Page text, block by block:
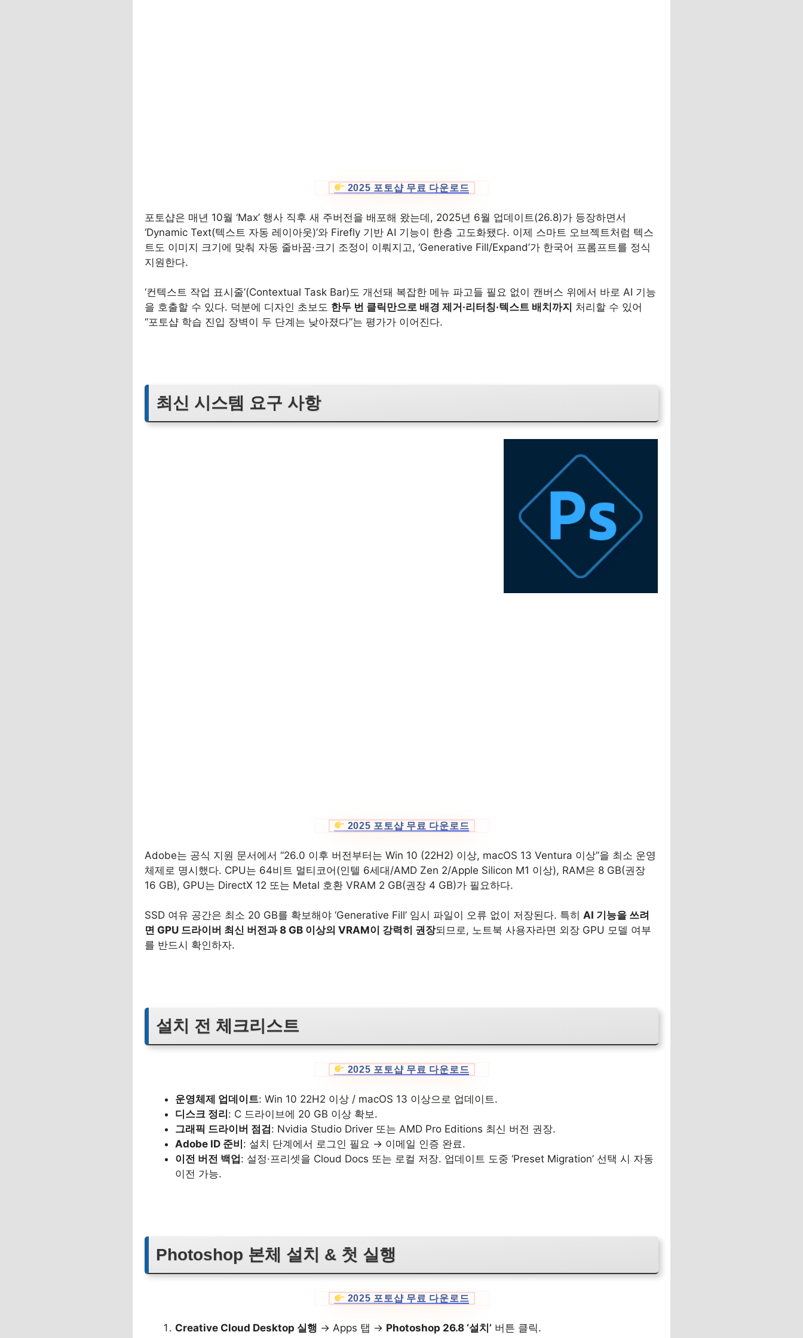
2025 포토샵 무료 다운로드
포토샵은 매년 10월 ‘Max’ 행사 직후 새 주버전을 배포해 왔는데, 2025년 6월 업데이트(26.8)가 등장하면서
‘Dynamic Text(텍스트 자동 레이아웃)’와 Firefly 기반 AI 기능이 한층 고도화됐다. 이제 스마트 오브젝트처럼 텍스
트도 이미지 크기에 맞춰 자동 줄바꿈·크기 조정이 이뤄지고, ‘Generative Fill/Expand’가 한국어 프롬프트를 정식
지원한다.
‘컨텍스트 작업 표시줄’(Contextual Task Bar)도 개선돼 복잡한 메뉴 파고들 필요 없이 캔버스 위에서 바로 AI 기능
을 호출할 수 있다. 덕분에 디자인 초보도 한두 번 클릭만으로 배경 제거·리터칭·텍스트 배치까지 처리할 수 있어
“포토샵 학습 진입 장벽이 두 단계는 낮아졌다”는 평가가 이어진다.
최신 시스템 요구 사항
2025 포토샵 무료 다운로드
Adobe는 공식 지원 문서에서 “26.0 이후 버전부터는 Win 10 (22H2) 이상, macOS 13 Ventura 이상”을 최소 운영
체제로 명시했다. CPU는 64비트 멀티코어(인텔 6세대/AMD Zen 2/Apple Silicon M1 이상), RAM은 8 GB(권장
16 GB), GPU는 DirectX 12 또는 Metal 호환 VRAM 2 GB(권장 4 GB)가 필요하다.
SSD 여유 공간은 최소 20 GB를 확보해야 ‘Generative Fill’ 임시 파일이 오류 없이 저장된다. 특히 AI 기능을 쓰려
면 GPU 드라이버 최신 버전과 8 GB 이상의 VRAM이 강력히 권장되므로, 노트북 사용자라면 외장 GPU 모델 여부
를 반드시 확인하자.
설치 전 체크리스트
2025 포토샵 무료 다운로드
운영체제 업데이트: Win 10 22H2 이상 / macOS 13 이상으로 업데이트.
디스크 정리: C 드라이브에 20 GB 이상 확보.
그래픽 드라이버 점검: Nvidia Studio Driver 또는 AMD Pro Editions 최신 버전 권장.
Adobe ID 준비: 설치 단계에서 로그인 필요 → 이메일 인증 완료.
이전 버전 백업: 설정·프리셋을 Cloud Docs 또는 로컬 저장. 업데이트 도중 ‘Preset Migration’ 선택 시 자동
이전 가능.
Photoshop 본체 설치 & 첫 실행
2025 포토샵 무료 다운로드
Creative Cloud Desktop 실행 → Apps 탭 → Photoshop 26.8 ‘설치’ 버튼 클릭.